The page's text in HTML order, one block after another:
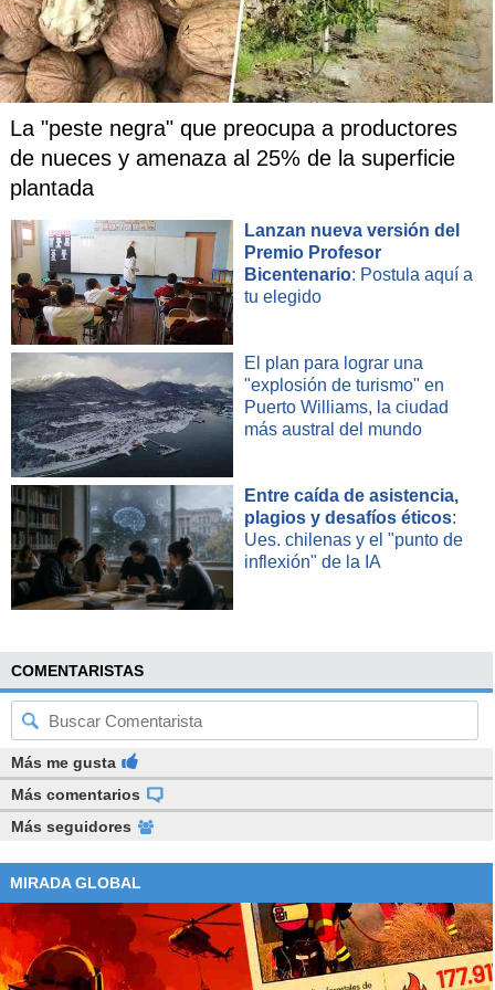
La "peste negra" que preocupa a productores
de nueces y amenaza al 25% de la superficie
plantada
Lanzan nueva versión del
Premio Profesor
Bicentenario: Postula aquí a
tu elegido
El plan para lograr una
"explosión de turismo" en
Puerto Williams, la ciudad
más austral del mundo
Entre caída de asistencia,
plagios y desafíos éticos:
Ues. chilenas y el "punto de
inflexión" de la IA
COMENTARISTAS
Más me gusta
Más comentarios
Más seguidores
MIRADA GLOBAL